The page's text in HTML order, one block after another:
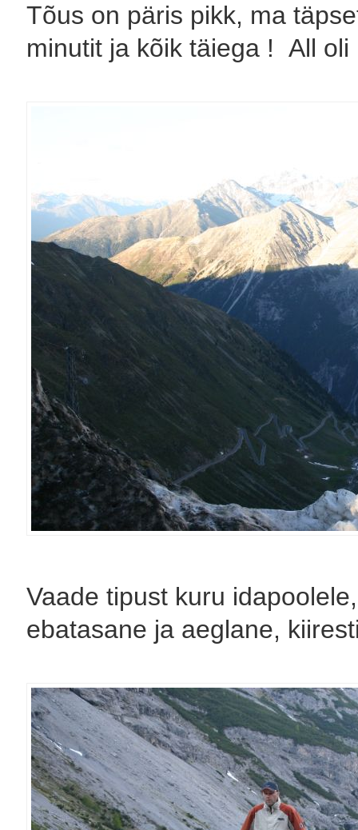
Tõus on päris pikk, ma
minutit ja kõik täiega ! All
Vaade tipust kuru
ebatasane ja aeglane,